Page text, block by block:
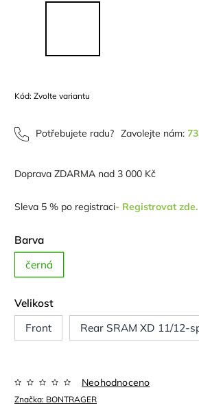
Kód: Zvolte variantu
Potřebujete radu? Zavolejte nám:
Doprava ZDARMA nad 3 000 Kč
Sleva 5 % po registraci- Registrovat zde.
Barva
černá
Velikost
Front
Rear SRAM XD 11/12-
Značka: BONTRAGER
Neohodnoceno